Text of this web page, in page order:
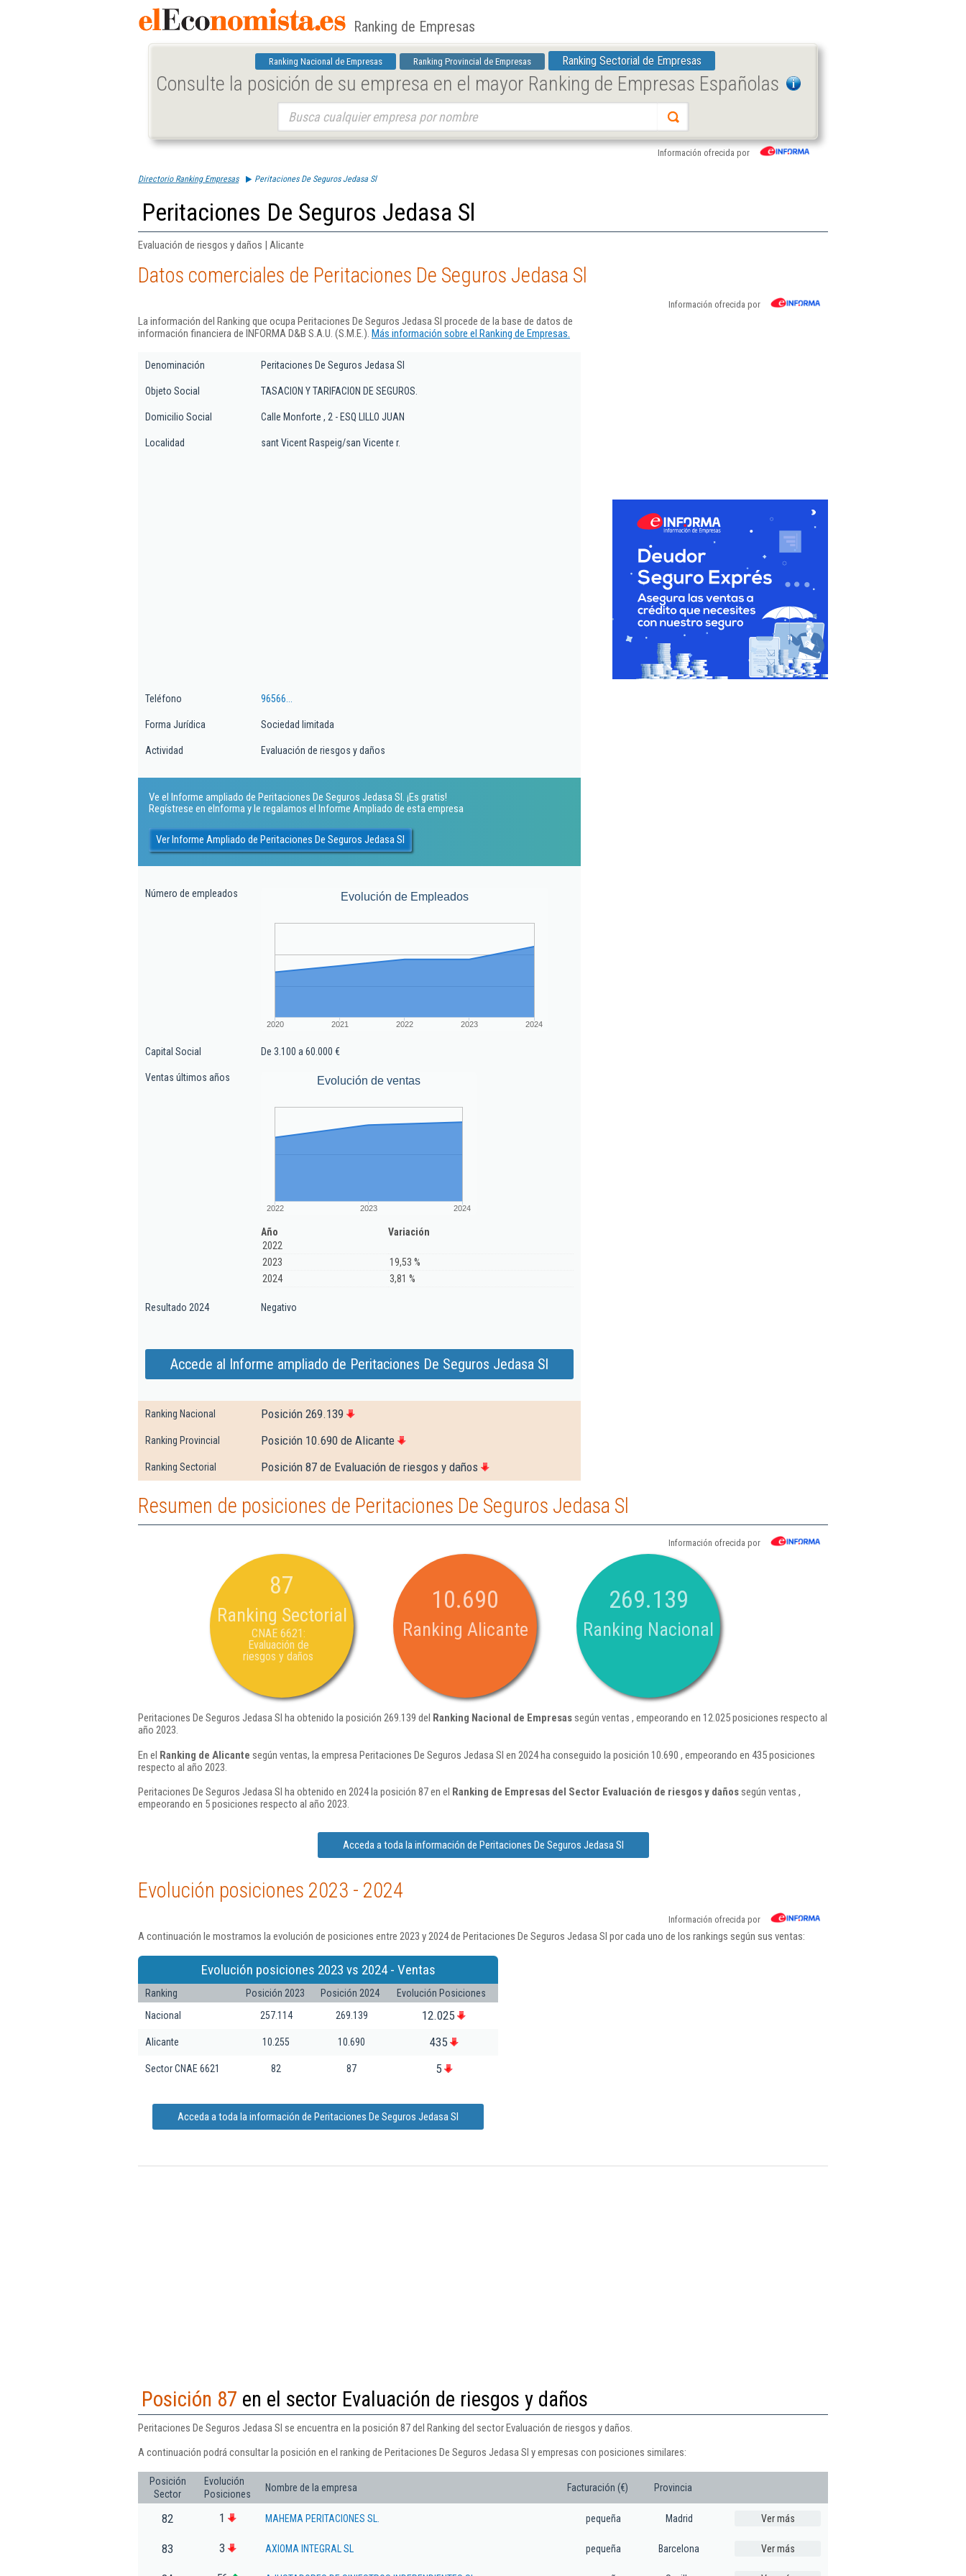
Ranking de Empresas
Ranking Nacional de Empresas Ranking Provincial de Empresas Ranking Sectorial de Empresas
Consulte la posición de su empresa en el mayor Ranking de Empresas Españolas
Información ofrecida por
Directorio Ranking Empresas Peritaciones De Seguros Jedasa Sl
Peritaciones De Seguros Jedasa Sl
Evaluación de riesgos y daños | Alicante
Datos comerciales de Peritaciones De Seguros Jedasa Sl
Información ofrecida por
La información del Ranking que ocupa Peritaciones De Seguros Jedasa Sl procede de la base de datos de
información financiera de INFORMA D&B S.A.U. (S.M.E.). Más información sobre el Ranking de Empresas.
Denominación Peritaciones De Seguros Jedasa Sl
Objeto Social TASACION Y TARIFACION DE SEGUROS.
Domicilio Social Calle Monforte , 2 - ESQ LILLO JUAN
Localidad sant Vicent Raspeig/san Vicente r.
Teléfono 96566...
Forma Jurídica Sociedad limitada
Actividad Evaluación de riesgos y daños
Ve el Informe ampliado de Peritaciones De Seguros Jedasa Sl. ¡Es gratis!
Regístrese en eInforma y le regalamos el Informe Ampliado de esta empresa
Ver Informe Ampliado de Peritaciones De Seguros Jedasa Sl
Número de empleados Evolución de Empleados
2020 2021 2022 2023 2024
Capital Social De 3.100 a 60.000 €
Ventas últimos años Evolución de ventas
2022 2023 2024
Año
Variación
2022
2023
19,53 %
2024
3,81 %
Resultado 2024 Negativo
Accede al Informe ampliado de Peritaciones De Seguros Jedasa Sl
Ranking Nacional Posición 269.139
Ranking Provincial Posición 10.690 de Alicante
Ranking Sectorial Posición 87 de Evaluación de riesgos y daños
Resumen de posiciones de Peritaciones De Seguros Jedasa Sl
Información ofrecida por
87
Ranking Sectorial
CNAE 6621:
Evaluación de
riesgos y daños
10.690
Ranking Alicante
269.139
Ranking Nacional
Peritaciones De Seguros Jedasa Sl ha obtenido la posición 269.139 del Ranking Nacional de Empresassegún ventas , empeorando en 12.025 posiciones respecto al
año 2023.
En el Ranking de Alicante según ventas, la empresa Peritaciones De Seguros Jedasa Sl en 2024 ha conseguido la posición 10.690 , empeorando en 435 posiciones
respecto al año 2023.
Peritaciones De Seguros Jedasa Sl ha obtenido en 2024 la posición 87 en el Ranking de Empresas del Sector Evaluación de riesgos y dañossegún ventas ,
empeorando en 5 posiciones respecto al año 2023.
Acceda a toda la información de Peritaciones De Seguros Jedasa Sl
Evolución posiciones 2023 - 2024
Información ofrecida por
A continuación le mostramos la evolución de posiciones entre 2023 y 2024 de Peritaciones De Seguros Jedasa Sl por cada uno de los rankings según sus ventas:
Evolución posiciones 2023 vs 2024 - Ventas
Ranking Posición 2023 Posición 2024
Evolución Posiciones
Nacional
257.114 269.139 12.025
Alicante 10.255 10.690 435
Sector CNAE 6621 82 87 5
Acceda a toda la información de Peritaciones De Seguros Jedasa Sl
Posición 87 en el sector Evaluación de riesgos y daños
Peritaciones De Seguros Jedasa Sl se encuentra en la posición 87 del Ranking del sector Evaluación de riesgos y daños.
A continuación podrá consultar la posición en el ranking de Peritaciones De Seguros Jedasa Sl y empresas con posiciones similares:
Posición
Sector
Evolución
Posiciones
Nombre de la empresa Facturación (€) Provincia
82 1 MAHEMA PERITACIONES SL. pequeña Madrid Ver más
83 3 AXIOMA INTEGRAL SL pequeña Barcelona Ver más